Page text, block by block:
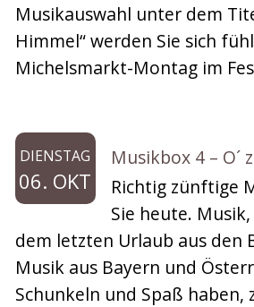
Musikauswahl unter dem
Himmel“ werden Sie sich
Michelsmarkt-Montag im
DIENSTAG
06. OKT
Musikbox 4 – O´
Richtig zünftige
Sie heute.
dem letzten Urlaub aus den
Musik aus Bayern und
Schunkeln und Spaß haben,